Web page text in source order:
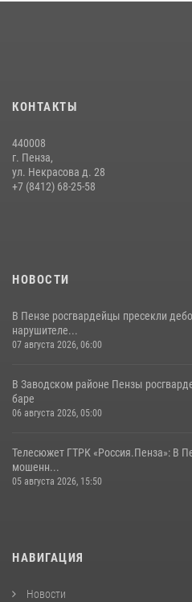
КОНТАКТЫ
440008
г. Пенза,
ул. Некрасова д. 28
+7 (8412) 68-25-58
НОВОСТИ
В Пензе росгвардейцы пресекли
нарушителе...
07 августа 2026, 06:00
В Заводском районе Пензы
баре
06 августа 2026, 05:00
Телесюжет ГТРК «Россия.Пенза»: В
мошенн...
05 августа 2026, 15:50
НАВИГАЦИЯ
Новости